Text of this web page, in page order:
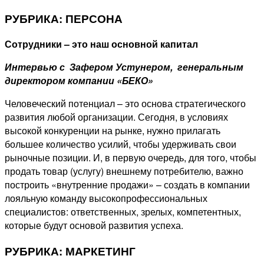
РУБРИКА: ПЕРСОНА
Сотрудники – это наш основной капитал
Интервью с Зафером Устунером, генеральным
директором компании «БЕКО»
Человеческий потенциал – это основа стратегического
развития любой организации. Сегодня, в условиях
высокой конкуренции на рынке, нужно прилагать
большее количество усилий, чтобы удерживать свои
рыночные позиции. И, в первую очередь, для того, чтобы
продать товар (услугу) внешнему потребителю, важно
построить «внутренние продажи» – создать в компании
лояльную команду высокопрофессиональных
специалистов: ответственных, зрелых, компетентных,
которые будут основой развития успеха.
РУБРИКА: МАРКЕТИНГ